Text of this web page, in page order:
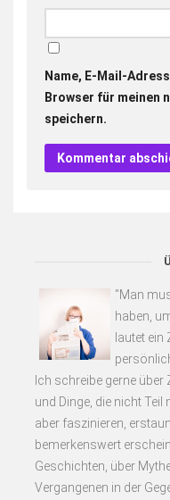
Name, E-Mail-
Browser für meinen
speichern.
"Man
haben,
lautet
Ich schreibe gerne über
und Dinge, die nicht
aber faszinieren,
bemerkenswert
Geschichten, über
Vergangenen in der